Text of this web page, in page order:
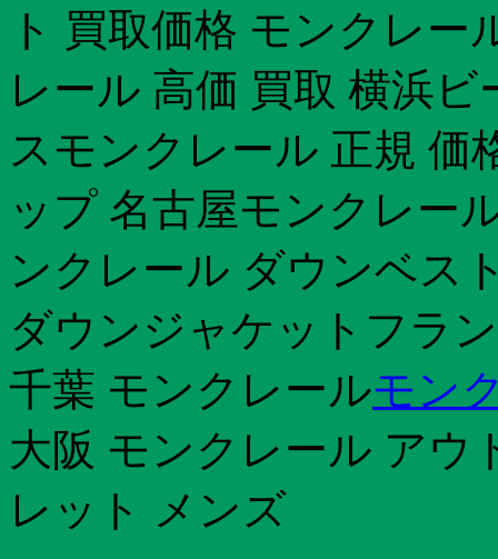
ト 買取価格 モンクレ
レール 高価 買取 横浜
スモンクレール 正規 価
ップ 名古屋モンクレー
ンクレール ダウンベス
ダウンジャケットフラ
千葉 モンクレールモン
大阪 モンクレール アウ
レット メンズ